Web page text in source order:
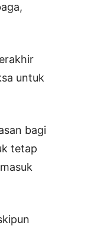
untuk
bagi
tetap